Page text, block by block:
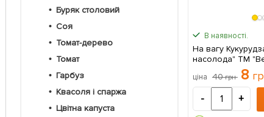
Буряк столовий
Соя
Томат-дерево
Томат
Гарбуз
Квасоля і спаржа
Цвітна капуста
В наявності.
На вагу
насолода" ТМ
ціна 40грн 8
- +